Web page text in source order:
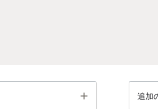
Toggle 追加